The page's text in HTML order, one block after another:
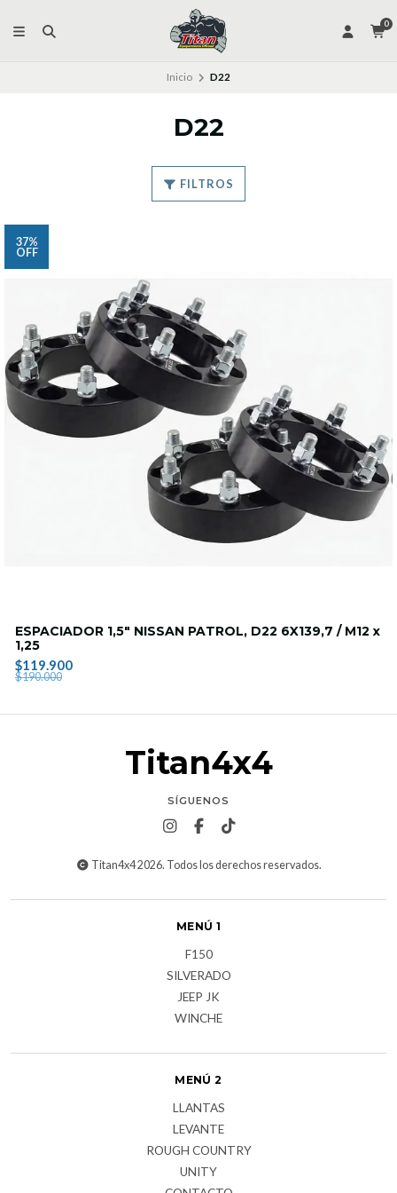
0
Inicio D22
D22
FILTROS
37%
OFF
ESPACIADOR 1,5" NISSAN PATROL, D22 6X139,7 / M12 x
1,25
$119.900
$190.000
Titan4x4
SÍGUENOS
Titan4x4 2026. Todos los derechos reservados.
MENÚ 1
F150
SILVERADO
JEEP JK
WINCHE
MENÚ 2
LLANTAS
LEVANTE
ROUGH COUNTRY
UNITY